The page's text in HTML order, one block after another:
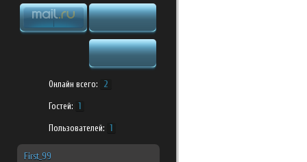
Онлайн всего: 2
Гостей: 1
Пользователей: 1
First_99